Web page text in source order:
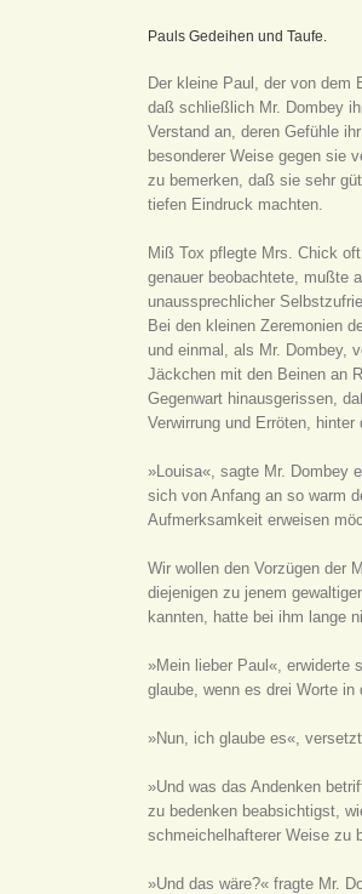
Pauls Gedeihen und Taufe.
Der kleine Paul, der von dem
daß schließlich Mr. Dombey
Verstand an, deren Gefühle
besonderer Weise gegen sie
zu bemerken, daß sie sehr
tiefen Eindruck machten.
Miß Tox pflegte Mrs. Chick
genauer beobachtete, mußte
unaussprechlicher
Bei den kleinen Zeremonien
und einmal, als Mr. Dombey,
Jäckchen mit den Beinen an
Gegenwart hinausgerissen,
Verwirrung und Erröten,
»Louisa«, sagte Mr. Dombey
sich von Anfang an so warm
Aufmerksamkeit erweisen
Wir wollen den Vorzügen der
diejenigen zu jenem
kannten, hatte bei ihm lange
»Mein lieber Paul«, erwiderte
glaube, wenn es drei Worte
»Nun, ich glaube es«,
»Und was das Andenken
zu bedenken beabsichtigst,
schmeichelhafterer Weise zu
»Und das wäre?« fragte Mr.